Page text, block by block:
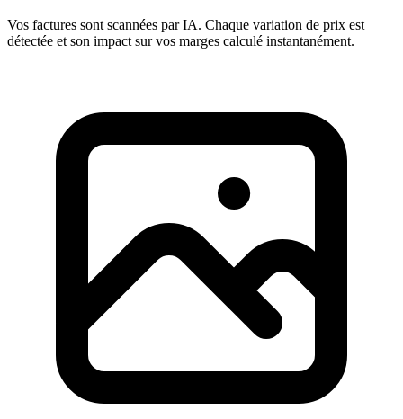
Vos factures sont scannées par IA. Chaque variation de prix est
détectée et son impact sur vos marges calculé instantanément.